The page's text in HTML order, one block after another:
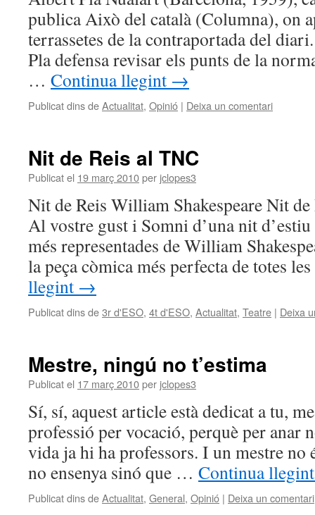
publica Això del català (Columna), on
terrassetes de la contraportada del
Pla defensa revisar els punts de la
… Continua llegint →
Publicat dins deActualitat, Opinió | Deixa un comentari
Nit de Reis al TNC
Publicat el 19 març 2010per jclopes3
Nit de Reis William Shakespeare Nit
Al vostre gust i Somni d’una nit
més representades de William
la peça còmica més perfecta de totes
llegint →
Publicat dins de3r d'ESO, 4t d'ESO, Actualitat, Teatre | Deixa
Mestre, ningú no t’estima
Publicat el 17 març 2010per jclopes3
Sí, sí, aquest article està dedicat a tu,
professió per vocació, perquè per anar
vida ja hi ha professors. I un mestre no
no ensenya sinó que … Continua
Publicat dins deActualitat, General, Opinió | Deixa un comentari